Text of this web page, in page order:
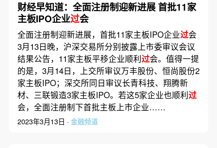
财经早知道：全面注册制迎新进展 首批11家
主板IPO企业过会
全面注册制迎新进展，首批11家主板IPO企业过会
3月13日晚，沪深交易所分别披露上市委审议会议
结果公告，11家主板平移企业顺利过会。值得一提
的是，3月14日，上交所审议万丰股份、恒尚股份2
家主板IPO；深交所同日审议长青科技、翔腾新
材、三联锻造3家主板IPO。若这5家企业也顺利过
会，全面注册制下首批主板上市企业……
2023年3月13日 · 金融频道